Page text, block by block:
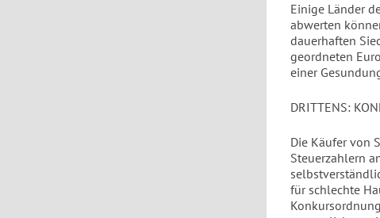
Einige Länder
abwerten
dauerhaften
geordneten
einer
DRITTENS:
Die Käufer von
Steuerzahlern
für schlechte